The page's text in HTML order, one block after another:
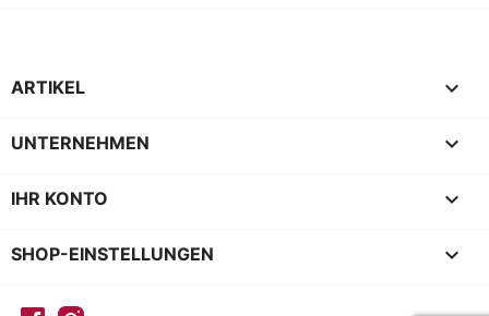
ARTIKEL 
UNTERNEHMEN 
IHR KONTO 
SHOP-EINSTELLUNGEN keyboard_arrow_down